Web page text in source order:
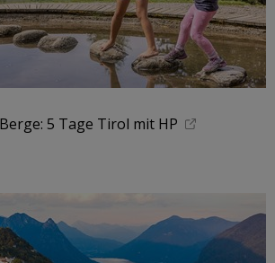
5 Tage Tirol mit HP